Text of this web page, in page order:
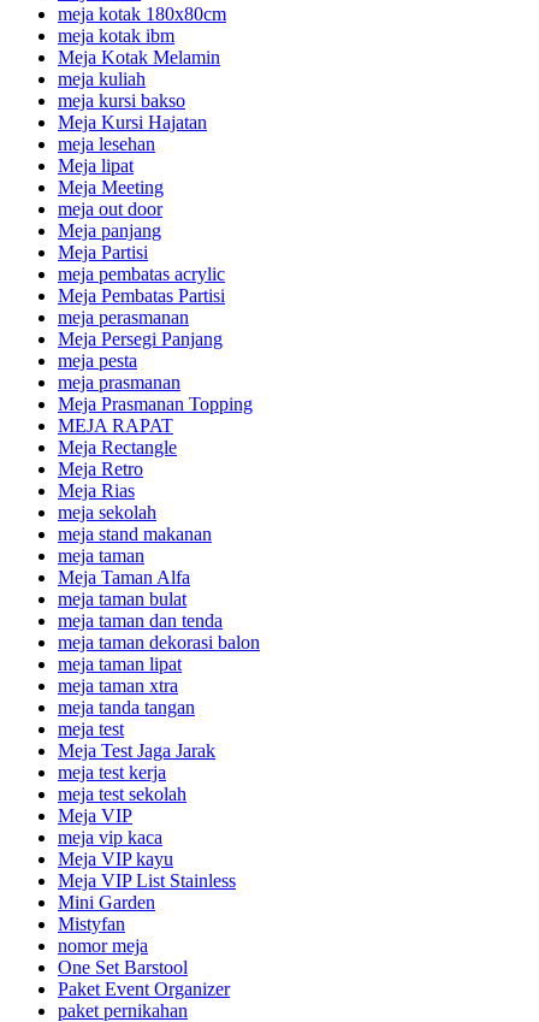
meja kotak 180x80cm
meja kotak ibm
Meja Kotak Melamin
meja kuliah
meja kursi bakso
Meja Kursi Hajatan
meja lesehan
Meja lipat
Meja Meeting
meja out door
Meja panjang
Meja Partisi
meja pembatas acrylic
Meja Pembatas Partisi
meja perasmanan
Meja Persegi Panjang
meja pesta
meja prasmanan
Meja Prasmanan Topping
MEJA RAPAT
Meja Rectangle
Meja Retro
Meja Rias
meja sekolah
meja stand makanan
meja taman
Meja Taman Alfa
meja taman bulat
meja taman dan tenda
meja taman dekorasi balon
meja taman lipat
meja taman xtra
meja tanda tangan
meja test
Meja Test Jaga Jarak
meja test kerja
meja test sekolah
Meja VIP
meja vip kaca
Meja VIP kayu
Meja VIP List Stainless
Mini Garden
Mistyfan
nomor meja
One Set Barstool
Paket Event Organizer
paket pernikahan